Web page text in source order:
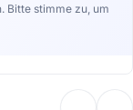
Bitte stimme zu, um